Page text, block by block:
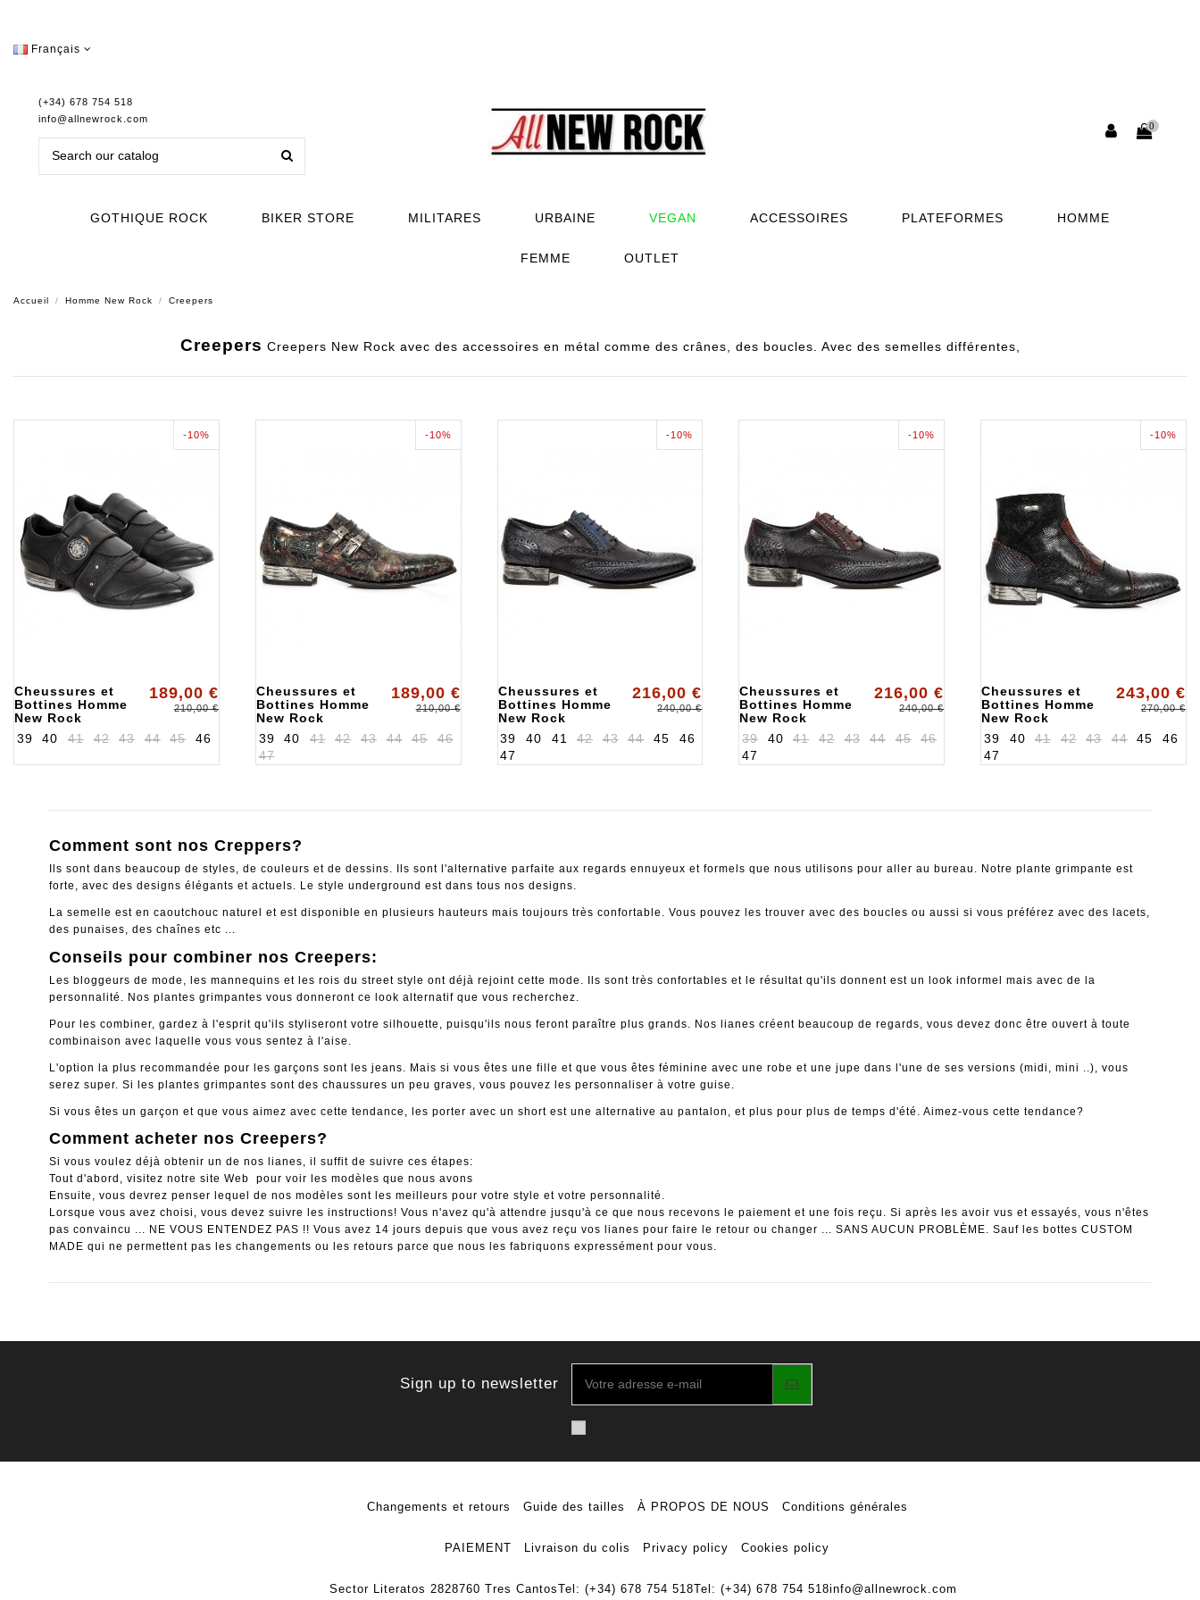
Français
(+34) 678 754 518
info@allnewrock.com
0
GOTHIQUE ROCK BIKER STORE MILITARES URBAINE VEGAN ACCESSOIRES PLATEFORMES HOMME
FEMME OUTLET
Accueil Homme New Rock Creepers
Creepers Creepers New Rock avec des accessoires en métal comme des crânes, des boucles. Avec des semelles différentes,
-10%
Cheussures et
Bottines Homme
New Rock
ALK8401S1
189,00 €
210,00 €
39 40 41 42 43 44 45 46
-10%
Cheussures et
Bottines Homme
New Rock
ALK2246S28
189,00 €
210,00 €
39 40 41 42 43 44 45
46
47
-10%
Cheussures et
Bottines Homme
New Rock
ALKNW136S7
216,00 €
240,00 €
39 40 41 42 43 44 45
46
47
-10%
Cheussures et
Bottines Homme
New Rock
ALKNW136S8
216,00 €
240,00 €
39 40 41 42 43 44 45
46
47
-10%
Cheussures et
Bottines Homme
New Rock
ALKNW133S7
243,00 €
270,00 €
39 40 41 42 43 44 45
46
47
Comment sont nos Creppers?
Ils sont dans beaucoup de styles, de couleurs et de dessins. Ils sont l'alternative parfaite aux regards ennuyeux et formels que nous utilisons pour aller au bureau. Notre plante grimpante est
forte, avec des designs élégants et actuels. Le style underground est dans tous nos designs.
La semelle est en caoutchouc naturel et est disponible en plusieurs hauteurs mais toujours très confortable. Vous pouvez les trouver avec des boucles ou aussi si vous préférez avec des lacets,
des punaises, des chaînes etc ...
Conseils pour combiner nos Creepers:
Les bloggeurs de mode, les mannequins et les rois du street style ont déjà rejoint cette mode. Ils sont très confortables et le résultat qu'ils donnent est un look informel mais avec de la
personnalité. Nos plantes grimpantes vous donneront ce look alternatif que vous recherchez.
Pour les combiner, gardez à l'esprit qu'ils styliseront votre silhouette, puisqu'ils nous feront paraître plus grands. Nos lianes créent beaucoup de regards, vous devez donc être ouvert à toute
combinaison avec laquelle vous vous sentez à l'aise.
L'option la plus recommandée pour les garçons sont les jeans. Mais si vous êtes une fille et que vous êtes féminine avec une robe et une jupe dans l'une de ses versions (midi, mini ..), vous
serez super. Si les plantes grimpantes sont des chaussures un peu graves, vous pouvez les personnaliser à votre guise.
Si vous êtes un garçon et que vous aimez avec cette tendance, les porter avec un short est une alternative au pantalon, et plus pour plus de temps d'été. Aimez-vous cette tendance?
Comment acheter nos Creepers?
Si vous voulez déjà obtenir un de nos lianes, il suffit de suivre ces étapes:
Tout d'abord, visitez notre site Web pour voir les modèles que nous avons
Ensuite, vous devrez penser lequel de nos modèles sont les meilleurs pour votre style et votre personnalité.
Lorsque vous avez choisi, vous devez suivre les instructions! Vous n'avez qu'à attendre jusqu'à ce que nous recevons le paiement et une fois reçu. Si après les avoir vus et essayés, vous n'êtes
pas convaincu ... NE VOUS ENTENDEZ PAS !! Vous avez 14 jours depuis que vous avez reçu vos lianes pour faire le retour ou changer ... SANS AUCUN PROBLÈME. Sauf les bottes CUSTOM
MADE qui ne permettent pas les changements ou les retours parce que nous les fabriquons expressément pour vous.
Sign up to newsletter
Changements et retours Guide des tailles À PROPOS DE NOUS Conditions générales
PAIEMENT Livraison du colis Privacy policy Cookies policy
Sector Literatos 2828760 Tres CantosTel: (+34) 678 754 518Tel: (+34) 678 754 518info@allnewrock.com